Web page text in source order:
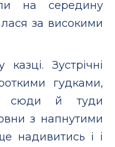
на середину
за високими
Зустрічні
гудками,
сюди й туди
з напнутими
надивитись і і